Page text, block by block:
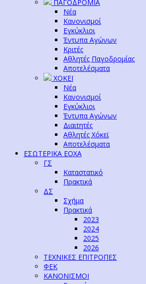
ΠΑΓΟΔΡΟΜΙΑ
Νέα
Κανονισμοί
Εγκύκλιοι
Έντυπα Αγώνων
Κριτές
Αθλητές Παγοδρομίας
Αποτελέσματα
ΧΟΚΕΪ
Νέα
Κανονισμοί
Εγκύκλιοι
Έντυπα Αγώνων
Διαιτητές
Αθλητές Χόκεϊ
Αποτελέσματα
ΕΣΩΤΕΡΙΚΑ ΕΟΧΑ
ΓΣ
Καταστατικό
Πρακτικά
ΔΣ
Σχήμα
Πρακτικά
2023
2024
2025
2026
ΤΕΧΝΙΚΕΣ ΕΠΙΤΡΟΠΕΣ
ΦΕΚ
ΚΑΝΟΝΙΣΜΟΙ